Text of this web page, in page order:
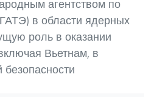
агентством по
в области ядерных
роль в оказании
Вьетнам, в